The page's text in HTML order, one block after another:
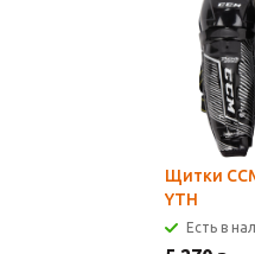
Щитки
YTH
Есть в